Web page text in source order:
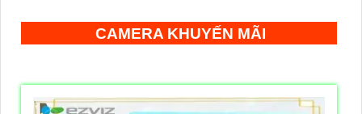
CAMERA KHUYẾN MÃI